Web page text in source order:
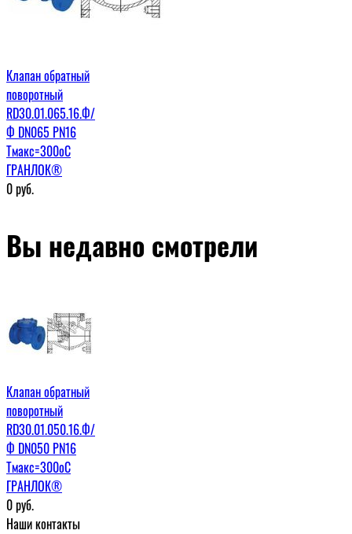
Клапан обратный
поворотный
RD30.01.065.16.Ф/
Ф DN065 PN16
Tмакс=300оС
ГРАНЛОК®
0руб.
Вы недавно смотрели
Клапан обратный
поворотный
RD30.01.050.16.Ф/
Ф DN050 PN16
Tмакс=300оС
ГРАНЛОК®
0руб.
Наши контакты